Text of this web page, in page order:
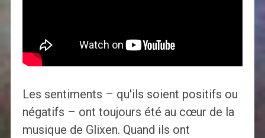
Les sentiments – qu'ils soient positifs ou
négatifs – ont toujours été au cœur de la
musique de Glixen. Quand ils ont